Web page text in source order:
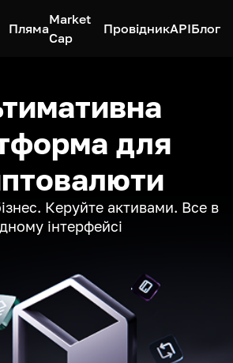
Пляма
Market
Cap
ПровідникAPIБлог
для
Керуйте активами. Все в
інтерфейсі